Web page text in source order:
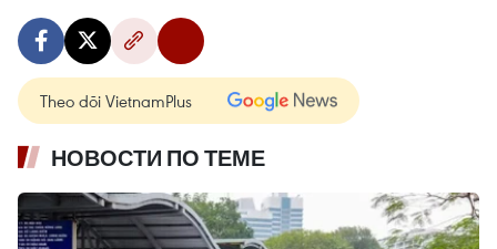
Theo dõi VietnamPlus
НОВОСТИ ПО ТЕМЕ